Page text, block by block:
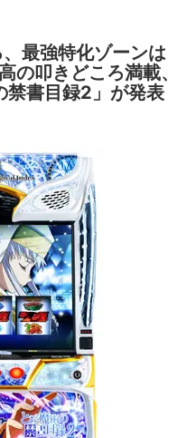
最強特化ゾーンは
の叩きどころ満載、
禁書目録2」が発表